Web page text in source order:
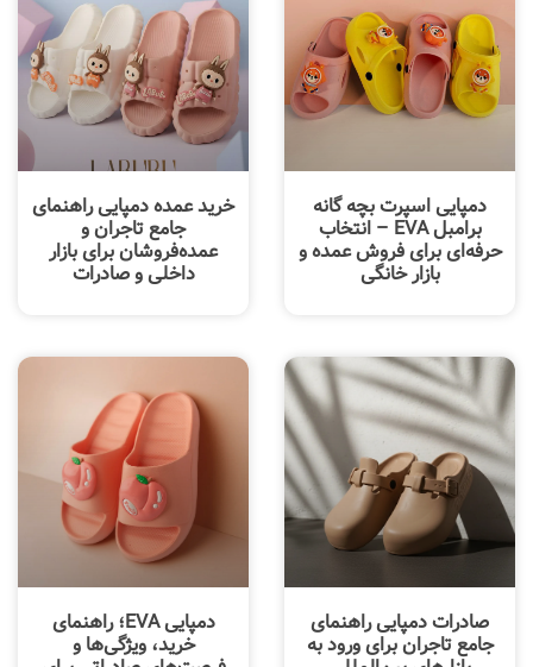
دمپایی اسپرت بچه گانه
برامبل EVA – انتخاب
حرفه‌ای برای فروش عمده و
بازار خانگی
خرید عمده دمپایی راهنمای
جامع تاجران و
عمده‌فروشان برای بازار
داخلی و صادرات
صادرات دمپایی راهنمای
جامع تاجران برای ورود به
دمپایی EVA؛ راهنمای
خرید، ویژگی‌ها و